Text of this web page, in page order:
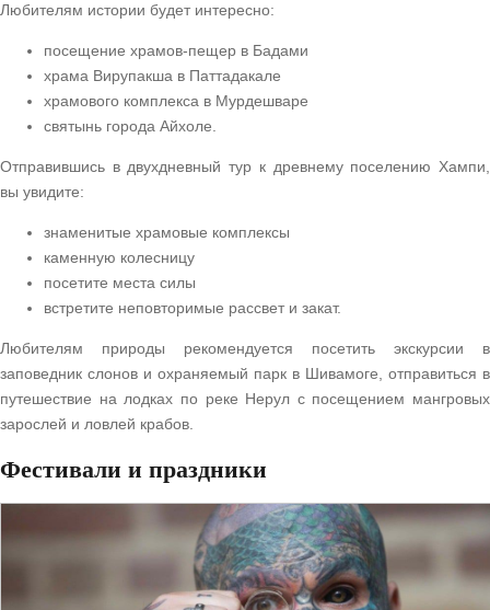
Любителям истории будет интересно:
посещение храмов-пещер в Бадами
храма Вирупакша в Паттадакале
храмового комплекса в Мурдешваре
святынь города Айхоле.
Отправившись в двухдневный тур к древнему поселению Хампи,
вы увидите:
знаменитые храмовые комплексы
каменную колесницу
посетите места силы
встретите неповторимые рассвет и закат.
Любителям природы рекомендуется посетить экскурсии в
заповедник слонов и охраняемый парк в Шивамоге, отправиться в
путешествие на лодках по реке Нерул с посещением мангровых
зарослей и ловлей крабов.
Фестивали и праздники